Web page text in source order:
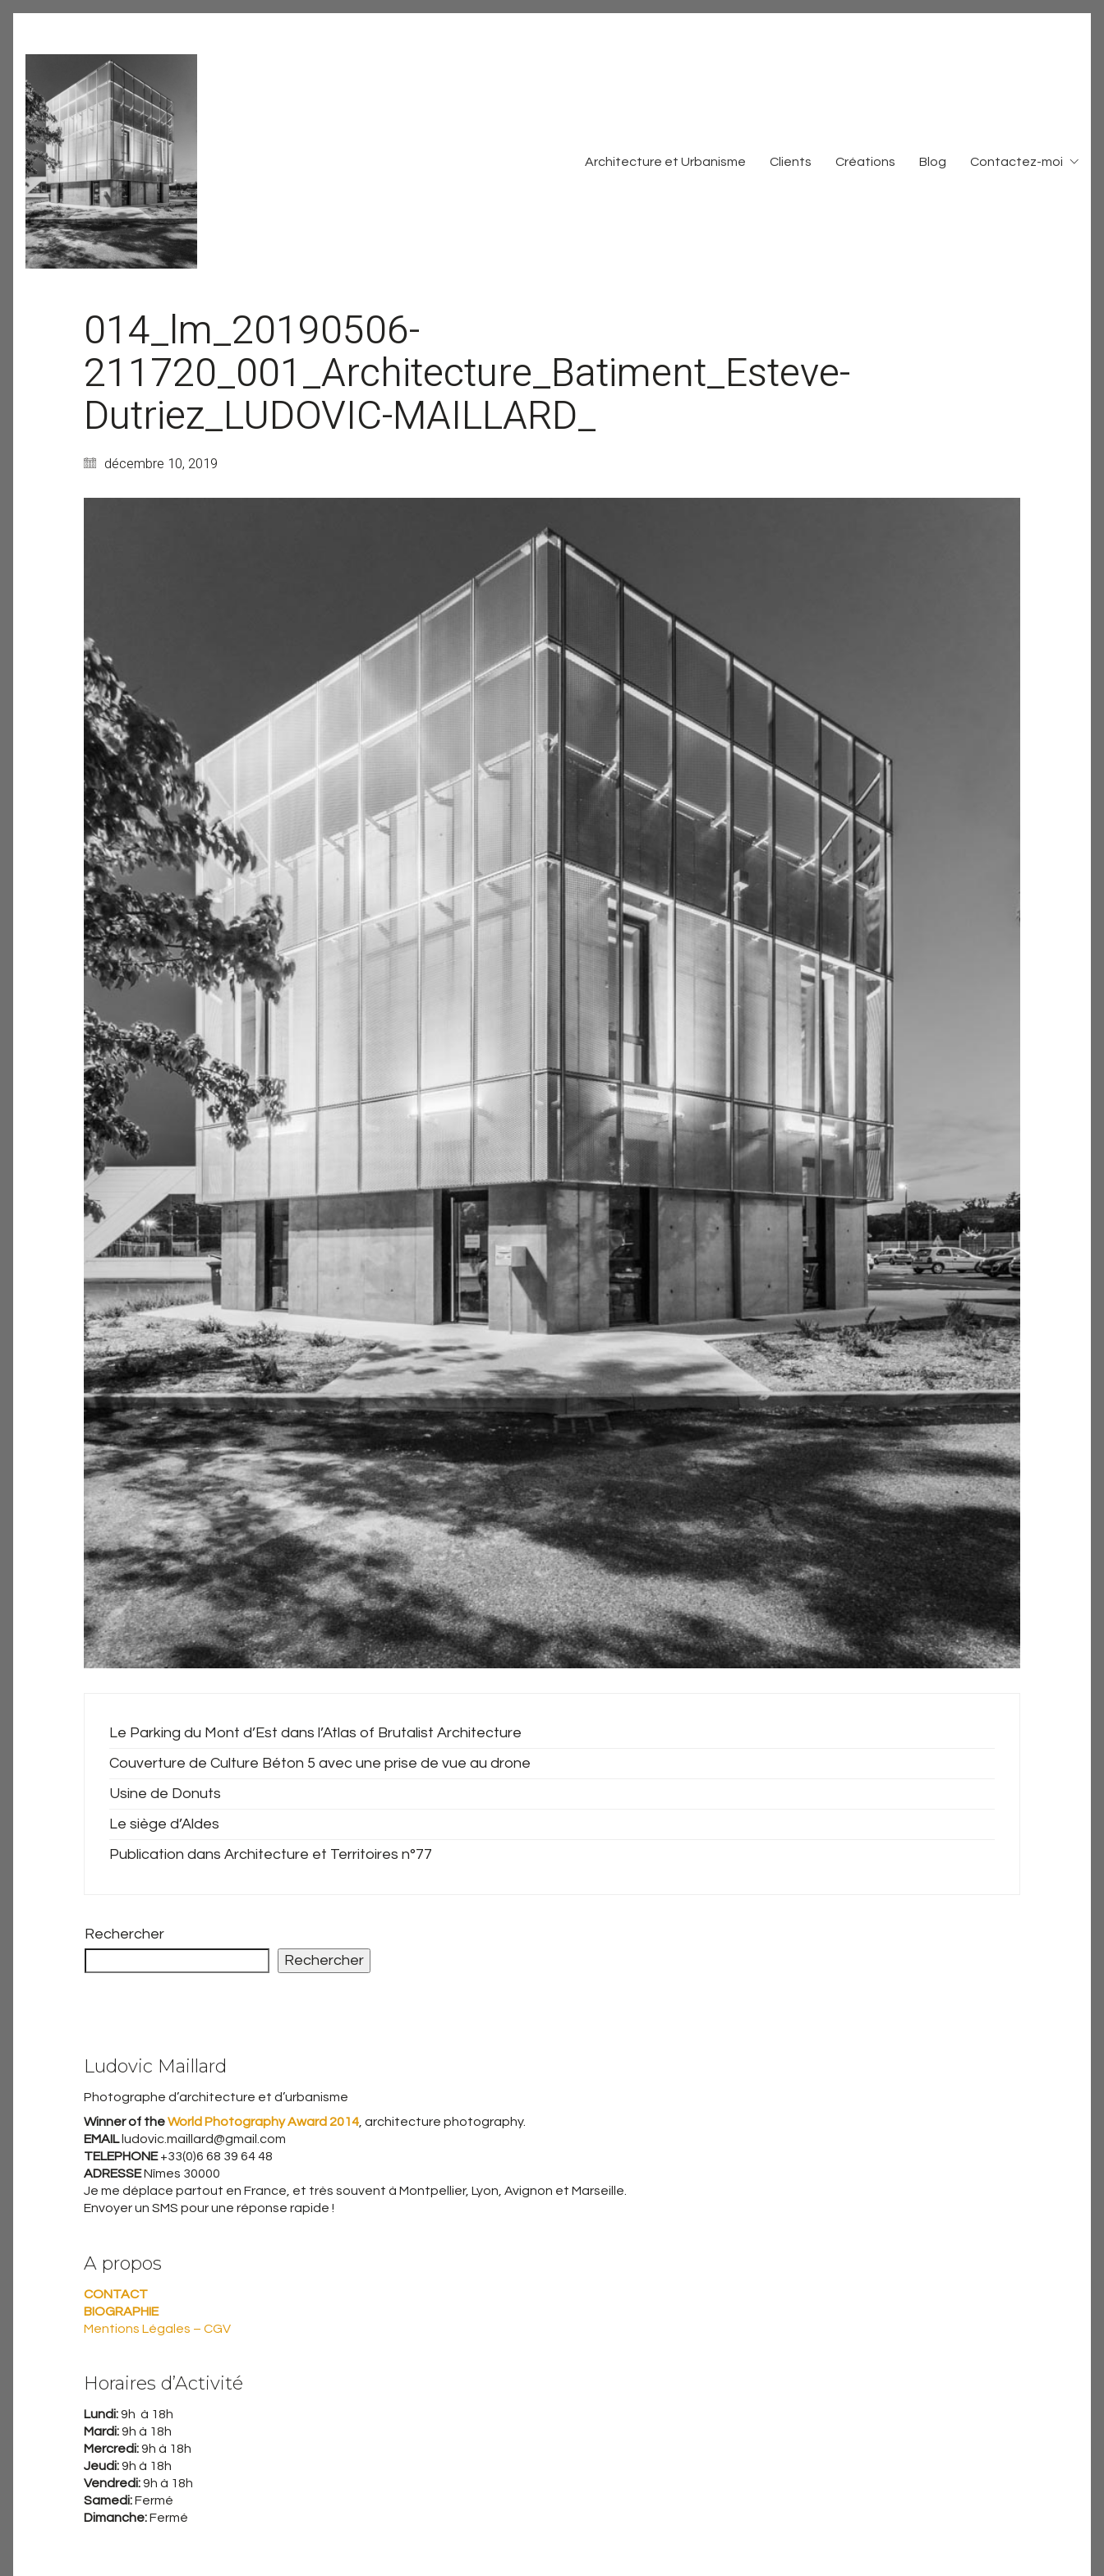
Architecture et Urbanisme Clients Créations Blog Contactez-moi
014_lm_20190506-
211720_001_Architecture_Batiment_Esteve-
Dutriez_LUDOVIC-MAILLARD_
décembre 10, 2019
Le Parking du Mont d’Est dans l’Atlas of Brutalist Architecture
Couverture de Culture Béton 5 avec une prise de vue au drone
Usine de Donuts
Le siège d’Aldes
Publication dans Architecture et Territoires n°77
Rechercher
Rechercher
Ludovic Maillard
Photographe d’architecture et d’urbanisme
Winner of theWorld Photography Award 2014 , architecture photography.
EMAIL ludovic.maillard@gmail.com
TELEPHONE+33(0)6 68 39 64 48
ADRESSENîmes 30000
Je me déplace partout en France, et très souvent à Montpellier, Lyon, Avignon et Marseille.
Envoyer un SMS pour une réponse rapide !
A propos
CONTACT
BIOGRAPHIE
Mentions Légales – CGV
Horaires d’Activité
Lundi:9h à 18h
Mardi:9h à 18h
Mercredi:9h à 18h
Jeudi:9h à 18h
Vendredi:9h à 18h
Samedi:Fermé
Dimanche:Fermé